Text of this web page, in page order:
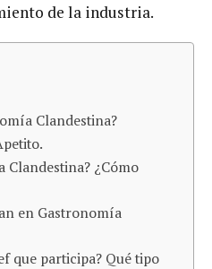
de la industria.
Clandestina?
Clandestina? ¿Cómo
en Gastronomía
que participa? Qué tipo